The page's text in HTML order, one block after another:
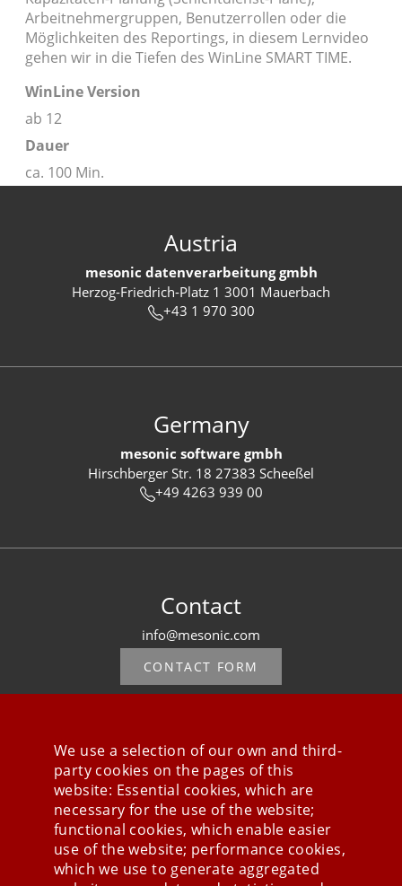
Arbeitnehmergruppen, Benutzerrollen oder die
Möglichkeiten des Reportings, in diesem Lernvideo
gehen wir in die Tiefen des WinLine SMART TIME.
WinLine Version
ab 12
Dauer
ca. 100 Min.
Austria
mesonic datenverarbeitung gmbh
Herzog-Friedrich-Platz 1 3001 Mauerbach
+43 1 970 300
Germany
mesonic software gmbh
Hirschberger Str. 18 27383 Scheeßel
+49 4263 939 00
Contact
info@mesonic.com
CONTACT FORM
Stay connected
We use a selection of our own and third-
party cookies on the pages of this
website: Essential cookies, which are
necessary for the use of the website;
functional cookies, which enable easier
use of the website; performance cookies,
which we use to generate aggregated